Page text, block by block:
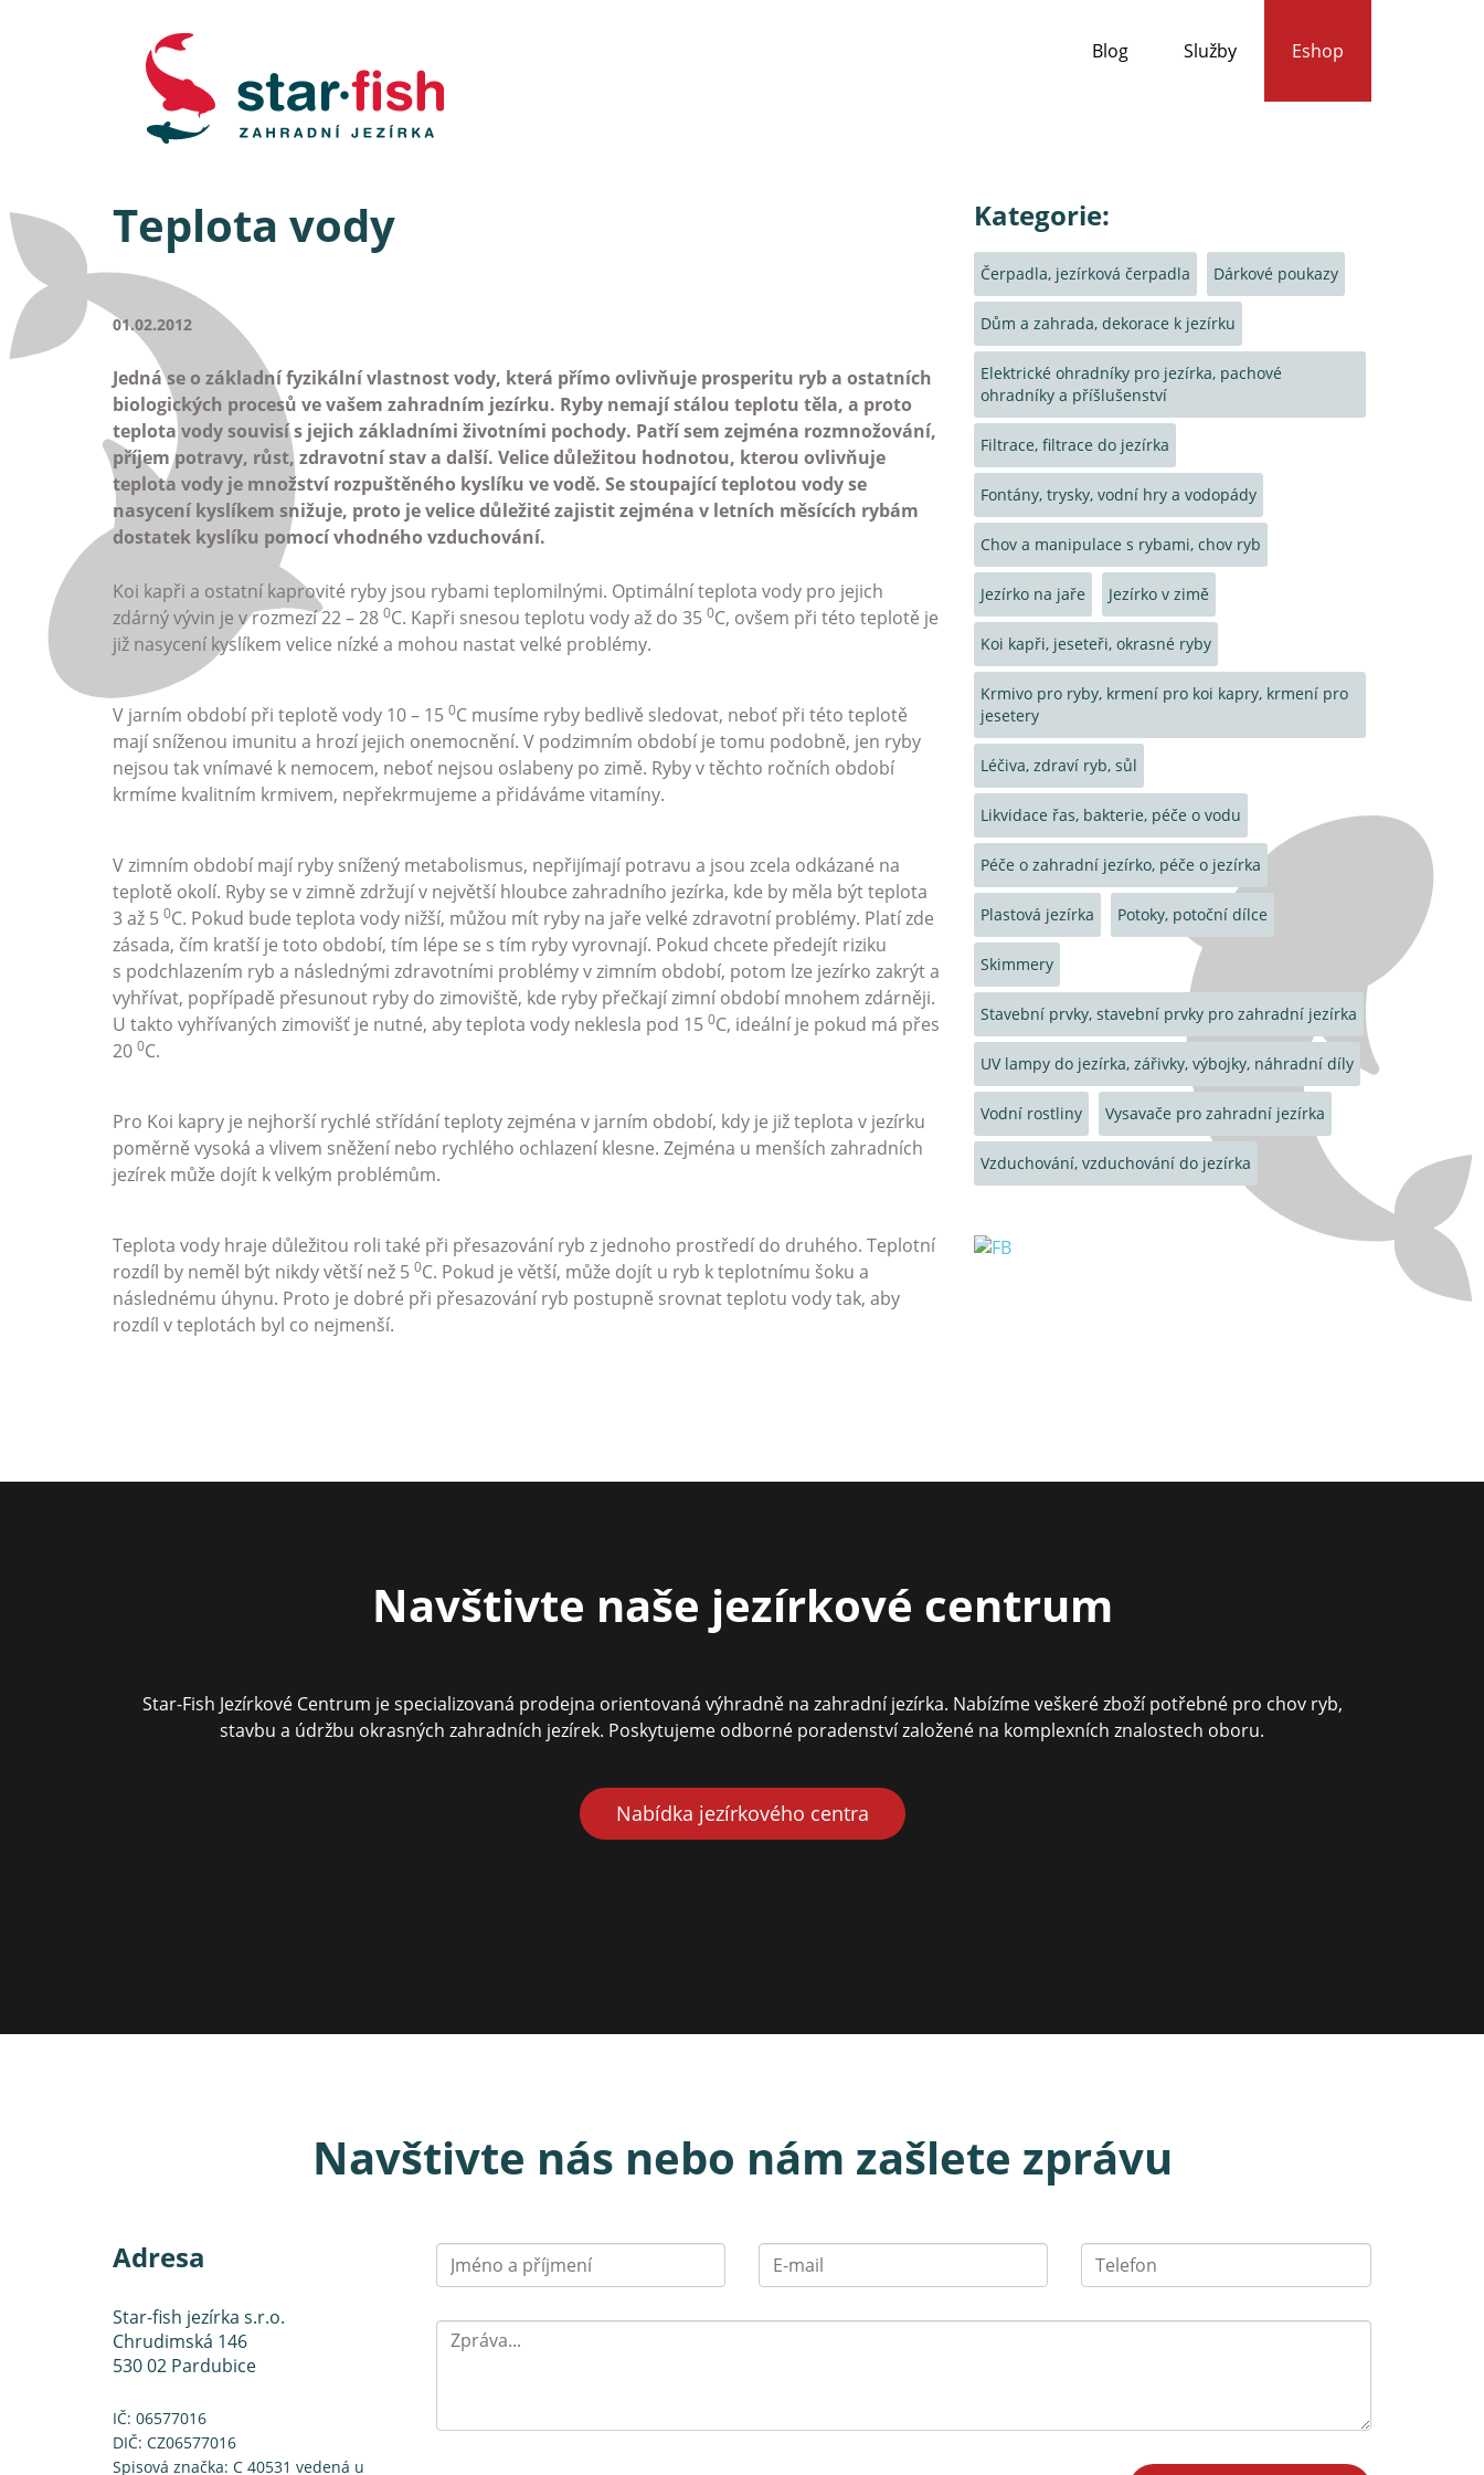
Eshop
Blog Služby
Teplota vody
01.02.2012
Jedná se o základní fyzikální vlastnost vody, která přímo ovlivňuje prosperitu ryb a ostatních
biologických procesů ve vašem zahradním jezírku. Ryby nemají stálou teplotu těla, a proto
teplota vody souvisí s jejich základními životními pochody. Patří sem zejména rozmnožování,
příjem potravy, růst, zdravotní stav a další. Velice důležitou hodnotou, kterou ovlivňuje
teplota vody je množství rozpuštěného kyslíku ve vodě. Se stoupající teplotou vody se
nasycení kyslíkem snižuje, proto je velice důležité zajistit zejména v letních měsících rybám
dostatek kyslíku pomocí vhodného vzduchování.
Koi kapři a ostatní kaprovité ryby jsou rybami teplomilnými. Optimální teplota vody pro jejich
zdárný vývin je v rozmezí 22 – 28 0C. Kapři snesou teplotu vody až do 35 0C, ovšem při této teplotě je
již nasycení kyslíkem velice nízké a mohou nastat velké problémy.
V jarním období při teplotě vody 10 – 15 0C musíme ryby bedlivě sledovat, neboť při této teplotě
mají sníženou imunitu a hrozí jejich onemocnění. V podzimním období je tomu podobně, jen ryby
nejsou tak vnímavé k nemocem, neboť nejsou oslabeny po zimě. Ryby v těchto ročních období
krmíme kvalitním krmivem, nepřekrmujeme a přidáváme vitamíny.
V zimním období mají ryby snížený metabolismus, nepřijímají potravu a jsou zcela odkázané na
teplotě okolí. Ryby se v zimně zdržují v největší hloubce zahradního jezírka, kde by měla být teplota
3 až 5 0C. Pokud bude teplota vody nižší, můžou mít ryby na jaře velké zdravotní problémy. Platí zde
zásada, čím kratší je toto období, tím lépe se s tím ryby vyrovnají. Pokud chcete předejít riziku
s podchlazením ryb a následnými zdravotními problémy v zimním období, potom lze jezírko zakrýt a
vyhřívat, popřípadě přesunout ryby do zimoviště, kde ryby přečkají zimní období mnohem zdárněji.
U takto vyhřívaných zimovišť je nutné, aby teplota vody neklesla pod 15 0C, ideální je pokud má přes
20 0C.
Pro Koi kapry je nejhorší rychlé střídání teploty zejména v jarním období, kdy je již teplota v jezírku
poměrně vysoká a vlivem sněžení nebo rychlého ochlazení klesne. Zejména u menších zahradních
jezírek může dojít k velkým problémům.
Teplota vody hraje důležitou roli také při přesazování ryb z jednoho prostředí do druhého. Teplotní
rozdíl by neměl být nikdy větší než 5 0C. Pokud je větší, může dojít u ryb k teplotnímu šoku a
následnému úhynu. Proto je dobré při přesazování ryb postupně srovnat teplotu vody tak, aby
rozdíl v teplotách byl co nejmenší.
Kategorie:
Čerpadla, jezírková čerpadla Dárkové poukazy
Dům a zahrada, dekorace k jezírku
Elektrické ohradníky pro jezírka, pachové
ohradníky a příšlušenství
Filtrace, filtrace do jezírka
Fontány, trysky, vodní hry a vodopády
Chov a manipulace s rybami, chov ryb
Jezírko na jaře Jezírko v zimě
Koi kapři, jeseteři, okrasné ryby
Krmivo pro ryby, krmení pro koi kapry, krmení pro
jesetery
Léčiva, zdraví ryb, sůl
Likvidace řas, bakterie, péče o vodu
Péče o zahradní jezírko, péče o jezírka
Plastová jezírka Potoky, potoční dílce
Skimmery
Stavební prvky, stavební prvky pro zahradní jezírka
UV lampy do jezírka, zářivky, výbojky, náhradní díly
Vodní rostliny Vysavače pro zahradní jezírka
Vzduchování, vzduchování do jezírka
Navštivte naše jezírkové centrum
Star-Fish Jezírkové Centrum je specializovaná prodejna orientovaná výhradně na zahradní jezírka. Nabízíme veškeré zboží potřebné pro chov ryb,
stavbu a údržbu okrasných zahradních jezírek. Poskytujeme odborné poradenství založené na komplexních znalostech oboru.
Nabídka jezírkového centra
Navštivte nás nebo nám zašlete zprávu
Adresa
Star-fish jezírka s.r.o.
Chrudimská 146
530 02 Pardubice
IČ: 06577016
DIČ: CZ06577016
Spisová značka: C 40531 vedená u
Jméno
a příjmení
E-
mail
Telefon